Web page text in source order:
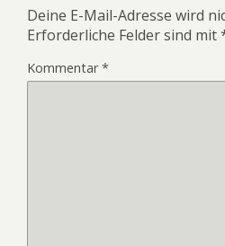
Deine E-Mail-Adresse wird
Erforderliche Felder sind mit
Kommentar*